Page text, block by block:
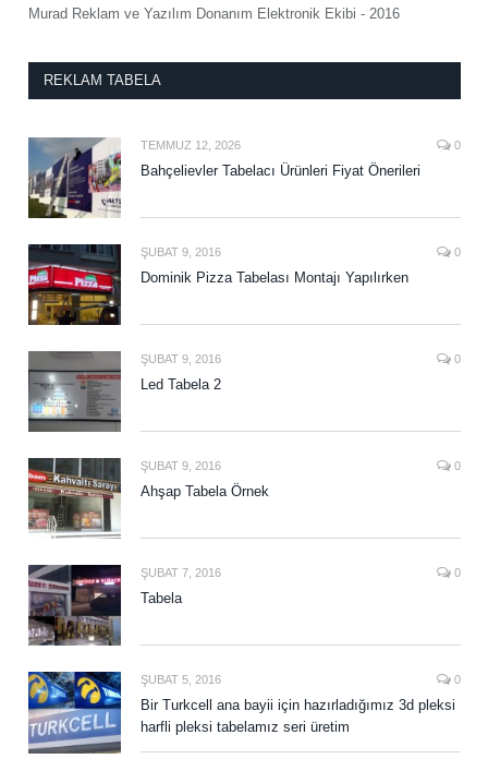
Murad Reklam ve Yazılım Donanım Elektronik Ekibi - 2016
REKLAM TABELA
TEMMUZ 12, 2026 0
Bahçelievler Tabelacı Ürünleri Fiyat Önerileri
ŞUBAT 9, 2016 0
Dominik Pizza Tabelası Montajı Yapılırken
ŞUBAT 9, 2016 0
Led Tabela 2
ŞUBAT 9, 2016 0
Ahşap Tabela Örnek
ŞUBAT 7, 2016 0
Tabela
ŞUBAT 5, 2016 0
Bir Turkcell ana bayii için hazırladığımız 3d pleksi
harfli pleksi tabelamız seri üretim